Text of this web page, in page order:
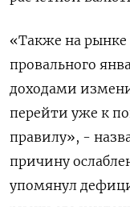
«Также на рынке
провального
доходами
перейти уже к
правилу», -
причину
упомянул